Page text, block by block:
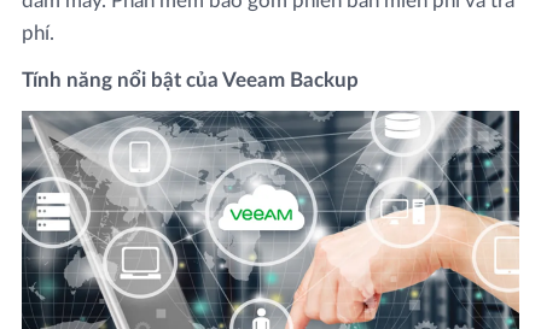
phí.
Tính năng nổi bật của Veeam Backup